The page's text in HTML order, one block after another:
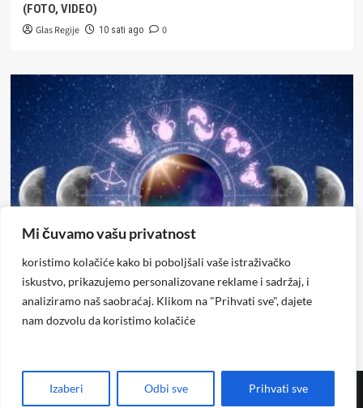
Mi čuvamo vašu privatnost
koristimo kolačiće kako bi poboljšali vaše istraživačko
iskustvo, prikazujemo personalizovane reklame i sadržaj, i
analiziramo naš saobraćaj. Klikom na "Prihvati sve", dajete
nam dozvolu da koristimo kolačiće
Izaberi Odbi sve Prihvati sve
(FOTO, VIDEO)
Glas Regije 10 sati ago 0
Horoskop za subotu, 8. avgust
Glas Regije 23 sata ago 0
Copyright © Glas Regije|CoverNews by AF themes.